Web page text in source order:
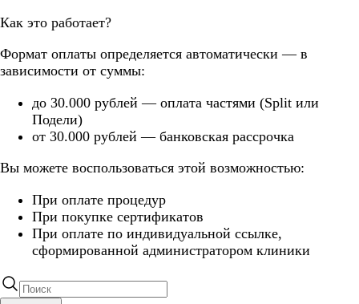
Как это работает?
Формат оплаты определяется автоматически — в
зависимости от суммы:
до 30.000 рублей — оплата частями (Split или
Подели)
от 30.000 рублей — банковская рассрочка
Вы можете воспользоваться этой возможностью:
При оплате процедур
При покупке сертификатов
При оплате по индивидуальной ссылке,
сформированной администратором клиники